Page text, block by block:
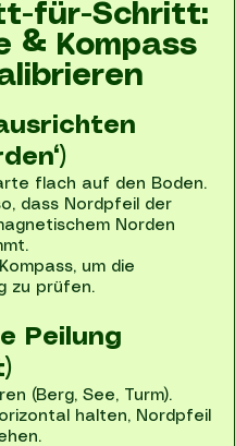
für-Schritt:
& Kompass
flach auf den Boden.
dass Nordpfeil der
Norden
um die
zu prüfen.
Peilung
(Berg, See, Turm).
halten, Nordpfeil